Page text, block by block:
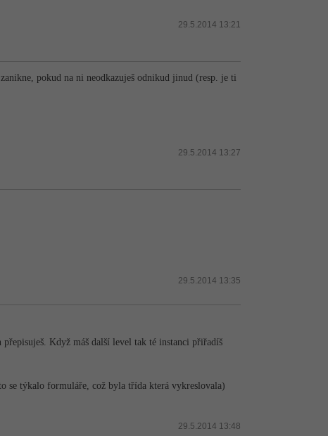
29.5.2014 13:21
pokud na ni neodkazuješ odnikud jinud (resp. je ti
29.5.2014 13:27
29.5.2014 13:35
Když máš další level tak té instanci přiřadíš
se týkalo formuláře, což byla třída která vykreslovala)
29.5.2014 13:48